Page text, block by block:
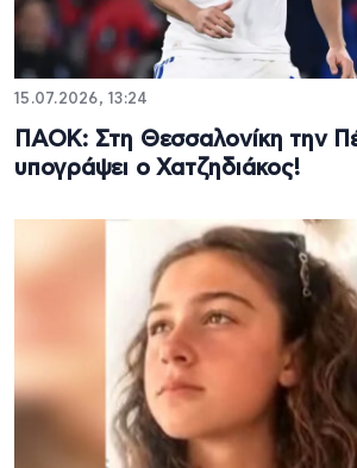
15.07.2026, 13:24
ΠΑΟΚ: Στη Θεσσαλονίκη την
υπογράψει ο Χατζηδιάκος!